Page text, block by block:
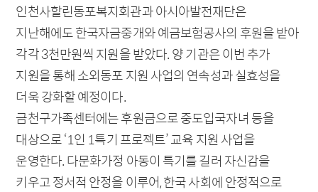
인천사할린동포복지회관과 아시아발전재단은
지난해에도 한국자금중개와 예금보험공사의 후원을 받아
각각 3천만원씩 지원을 받았다. 양 기관은 이번 추가
지원을 통해 소외동포 지원 사업의 연속성과 실효성을
더욱 강화할 예정이다.
금천구가족센터에는 후원금으로 중도입국자녀 등을
대상으로 ‘1인 1특기 프로젝트’ 교육 지원 사업을
운영한다. 다문화가정 아동이 특기를 길러 자신감을
키우고 정서적 안정을 이루어, 한국 사회에 안정적으로